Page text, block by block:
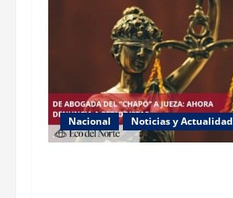
Nacional Noticias y Actualidad